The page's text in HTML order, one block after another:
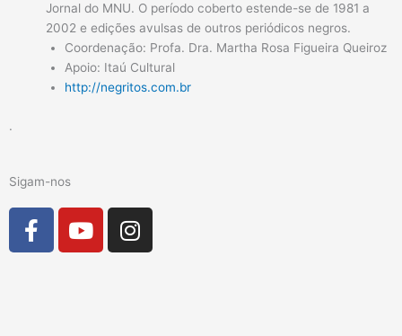
Jornal do MNU. O período coberto estende-se de 1981 a
2002 e edições avulsas de outros periódicos negros.
Coordenação: Profa. Dra. Martha Rosa Figueira Queiroz
Apoio: Itaú Cultural
http://negritos.com.br
.
Sigam-nos
Facebook-
f
YoutubeInstagram